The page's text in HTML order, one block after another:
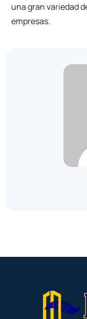
una gran variedad
empresas.